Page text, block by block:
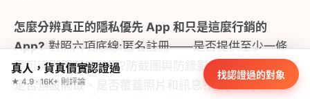
怎麼分辨真正的隱私優先 App 和只是這麼行銷的
App?對照六項底線:匿名註冊——是否提供至少一條
零可識別資料的路徑?防截圖與防錄影——是否免費、
是否預設開啟、是否覆蓋照片和訊息?隱身模式——是
真人，貨真價實認證過
★ 4.9 · 16K+ 則評論
找認證過的對象